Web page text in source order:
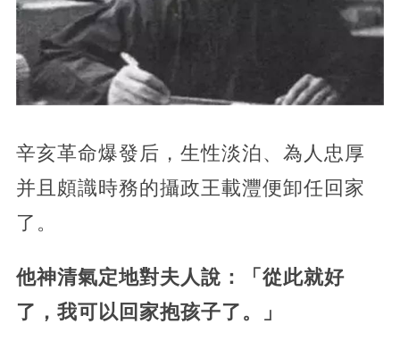
辛亥革命爆發后，生性淡泊、為人忠厚
并且頗識時務的攝政王載灃便卸任回家
了。
他神清氣定地對夫人說：「從此就好
了，我可以回家抱孩子了。」